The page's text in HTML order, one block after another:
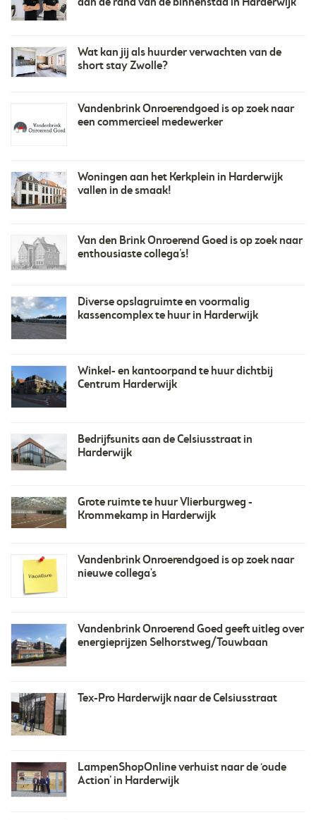
aan de rand van de binnenstad in Harderwijk
Wat kan jij als huurder verwachten van de
short stay Zwolle?
Vandenbrink Onroerendgoed is op zoek naar
een commercieel medewerker
Woningen aan het Kerkplein in Harderwijk
vallen in de smaak!
Van den Brink Onroerend Goed is op zoek naar
enthousiaste collega’s!
Diverse opslagruimte en voormalig
kassencomplex te huur in Harderwijk
Winkel- en kantoorpand te huur dichtbij
Centrum Harderwijk
Bedrijfsunits aan de Celsiusstraat in
Harderwijk
Grote ruimte te huur Vlierburgweg -
Krommekamp in Harderwijk
Vandenbrink Onroerendgoed is op zoek naar
nieuwe collega's
Vandenbrink Onroerend Goed geeft uitleg over
energieprijzen Selhorstweg/Touwbaan
Tex-Pro Harderwijk naar de Celsiusstraat
​LampenShopOnline verhuist naar de ‘oude
Action’ in Harderwijk